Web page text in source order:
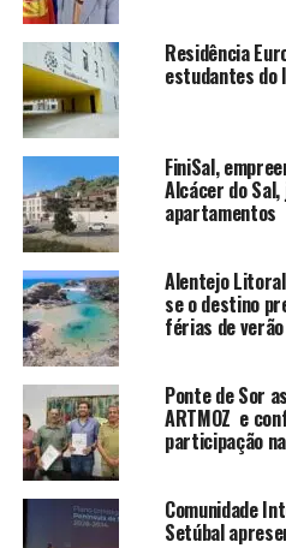
Residência
estudantes do
FiniSal,
Alcácer do
apartamentos
Alentejo
se o destino
férias de verão
Ponte de Sor
ARTMOZ e
participação
Comunidade
Setúbal